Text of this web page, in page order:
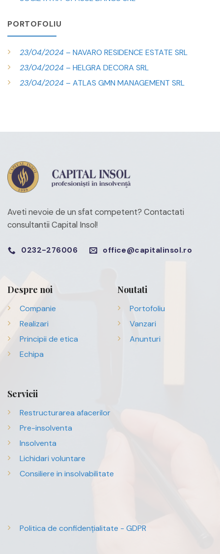
PORTOFOLIU
23/04/2024 – NAVARO RESIDENCE ESTATE SRL
23/04/2024 – HELGRA DECORA SRL
23/04/2024 – ATLAS GMN MANAGEMENT SRL
Aveti nevoie de un sfat competent? Contactati
consultantii Capital Insol!
0232-276006 office@capitalinsol.ro
Despre noi
Companie
Realizari
Principii de etica
Echipa
Noutati
Portofoliu
Vanzari
Anunturi
Servicii
Restructurarea afacerilor
Pre-insolventa
Insolventa
Lichidari voluntare
Consiliere in insolvabilitate
Politica de confidențialitate - GDPR